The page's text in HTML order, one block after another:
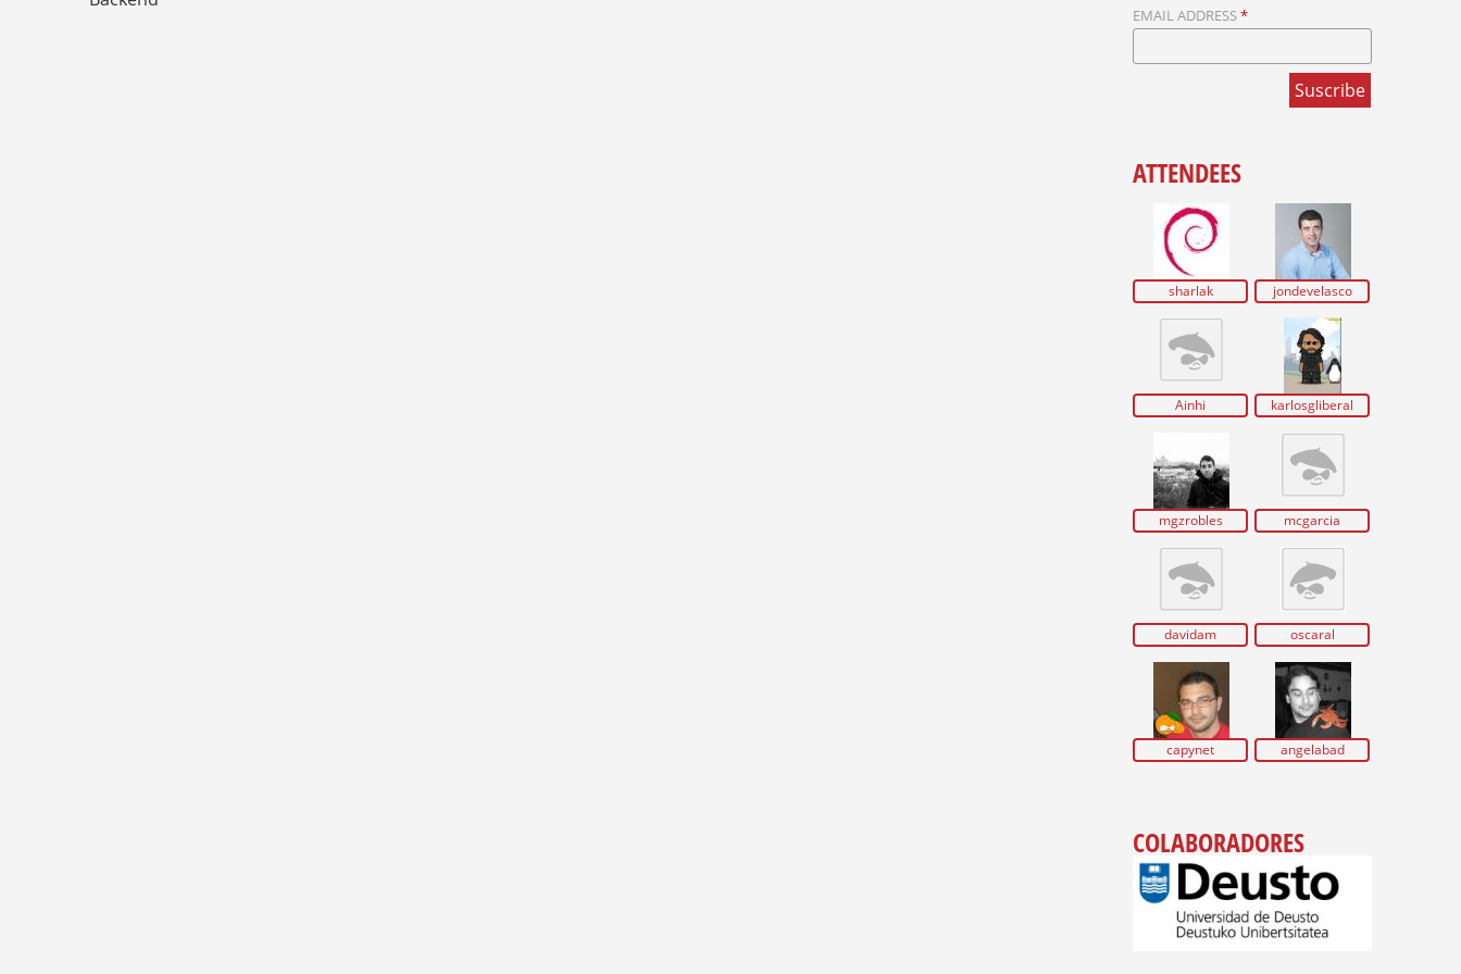
EMAIL ADDRESS*
ATTENDEES
sharlak jondevelasco
Ainhi karlosgliberal
mgzrobles mcgarcia
davidam oscaral
capynet angelabad
COLABORADORES